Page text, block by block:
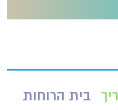
בית הרוחות